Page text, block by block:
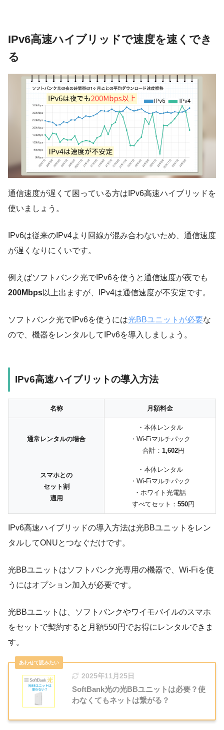
IPv6高速ハイブリッドで速度を速くでき
る
通信速度が遅くて困っている方は IPv6高速ハイブリッド を
使いましょう。
IPv6は従来のIPv4より回線が混み合わないため、通信速度
が遅くなりにくいです。
例えばソフトバンク光でIPv6を使うと通信速度が夜でも
200Mbps以上出ますが、IPv4は通信速度が不安定です。
ソフトバンク光でIPv6を使うには光BBユニット が必要な
ので、機器をレンタルしてIPv6を導入しましょう。
IPv6高速ハイブリットの導入方法
名称 月額料金
通常レンタルの場合
・本体レンタル
・Wi-Fiマルチパック
合計： 1,602円
スマホとの
セット割
適用
・本体レンタル
・Wi-Fiマルチパック
・ホワイト光電話
すべてセット： 550円
IPv6高速ハイブリッドの導入方法は光BBユニットをレン
タルしてONUとつなぐだけです。
光BBユニットはソフトバンク光専用の機器で、Wi-Fiを使
うにはオプション加入が必要です。
光BBユニットは、ソフトバンクやワイモバイルのスマホ
をセットで契約すると 月額550円でお得にレンタルできま
す。
2025年11月25日
SoftBank光の光BBユニットは必要？使
わなくてもネットは繋がる？